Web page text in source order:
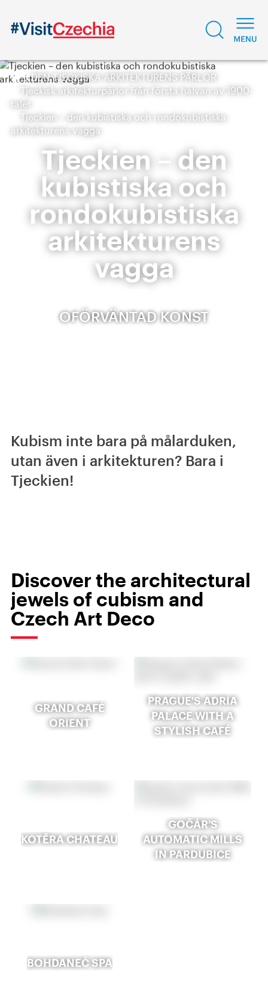
DEN TJECKISKA ARKITEKTURENS PÄRLOR
Tjeckisk arkitekturpärlor från första halvan av 1900-
talet
Tjeckien – den kubistiska och rondokubistiska
arkitekturens vagga
Tjeckien – den
kubistiska och
rondokubistiska
arkitekturens
vagga
OFÖRVÄNTAD KONST
Kubism inte bara på målarduken,
utan även i arkitekturen? Bara i
Tjeckien!
Discover the architectural
jewels of cubism and
Czech Art Deco
GRAND CAFÉ
ORIENT
PRAGUE'S ADRIA
PALACE WITH A
STYLISH CAFÉ
KOTĚRA CHATEAU
GOČÁR’S
AUTOMATIC MILLS
IN PARDUBICE
BOHDANEČ SPA